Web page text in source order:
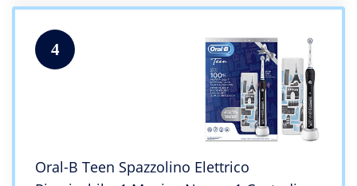
4
Oral-B Teen Spazzolino Elettrico